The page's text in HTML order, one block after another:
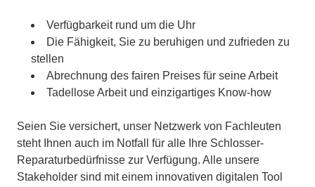
Verfügbarkeit rund um die Uhr
Die Fähigkeit, Sie zu beruhigen und zufrieden zu
stellen
Abrechnung des fairen Preises für seine Arbeit
Tadellose Arbeit und einzigartiges Know-how
Seien Sie versichert, unser Netzwerk von Fachleuten
steht Ihnen auch im Notfall für alle Ihre Schlosser-
Reparaturbedürfnisse zur Verfügung. Alle unsere
Stakeholder sind mit einem innovativen digitalen Tool